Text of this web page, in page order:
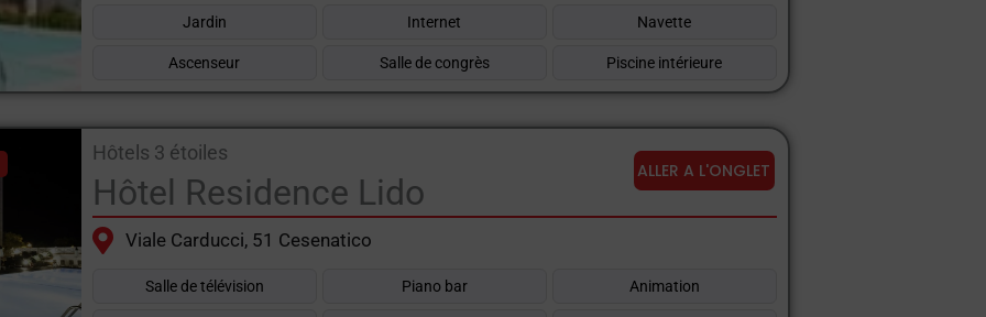
Jardin Internet Navette
Ascenseur Salle de congrès Piscine intérieure
Hôtels 3 étoiles
ALLER A L'ONGLET
Hôtel Residence Lido
Viale Carducci, 51 Cesenatico
Salle de télévision Piano bar Animation